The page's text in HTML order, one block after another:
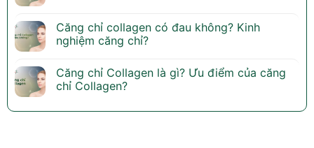
Căng chỉ collagen có đau không? Kinh
nghiệm căng chỉ?
Căng chỉ Collagen là gì? Ưu điểm của căng
chỉ Collagen?